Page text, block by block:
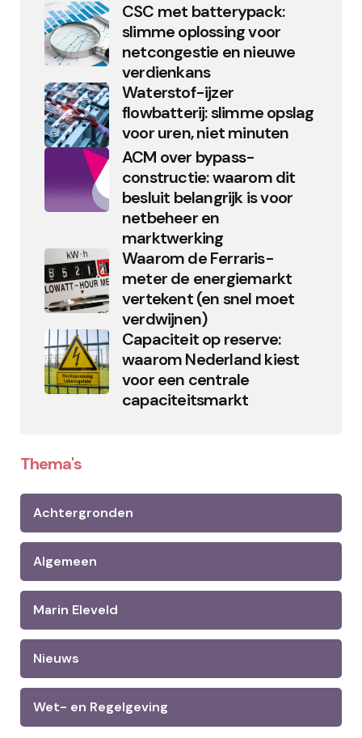
CSC met batterypack:
slimme oplossing voor
netcongestie en nieuwe
verdienkans
Waterstof-ijzer
flowbatterij: slimme opslag
voor uren, niet minuten
ACM over bypass-
constructie: waarom dit
besluit belangrijk is voor
netbeheer en
marktwerking
Waarom de Ferraris-
meter de energiemarkt
vertekent (en snel moet
verdwijnen)
Capaciteit op reserve:
waarom Nederland kiest
voor een centrale
capaciteitsmarkt
Thema's
Achtergronden
Algemeen
Marin Eleveld
Nieuws
Wet- en Regelgeving